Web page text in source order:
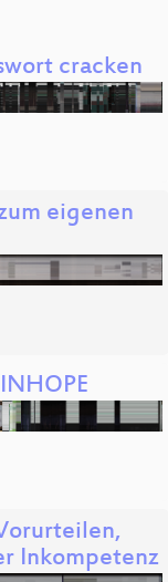
cracken
eigenen
Inkompetenz